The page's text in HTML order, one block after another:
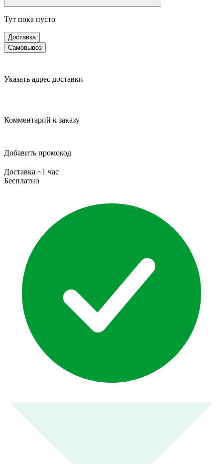
Тут пока пусто
Доставка
Самовывоз
Указать адрес доставки
Комментарий к заказу
Добавить промокод
Доставка ~1 час
Бесплатно